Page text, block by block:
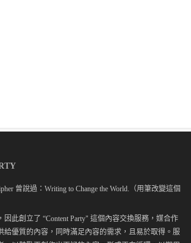
曾說過：Writing to Change the World.（用筆改變這個
此創立了 “Content Party" 這個內容交換服務，媒合作
給優質的內容，同時滿足內容的需求，且易於取得。服